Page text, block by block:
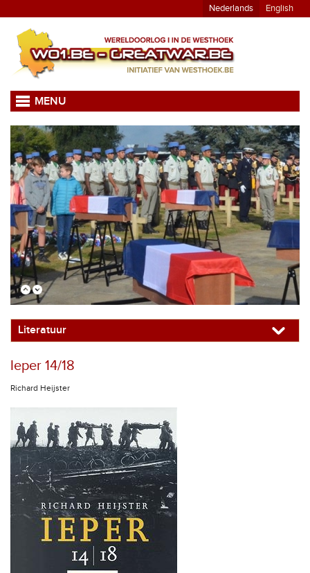
Nederlands English
MENU
Literatuur
Ieper 14/18
Richard Heijster